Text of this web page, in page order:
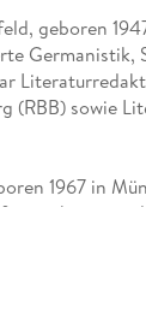
geboren
Germanistik,
(RBB) sowie
1967 in